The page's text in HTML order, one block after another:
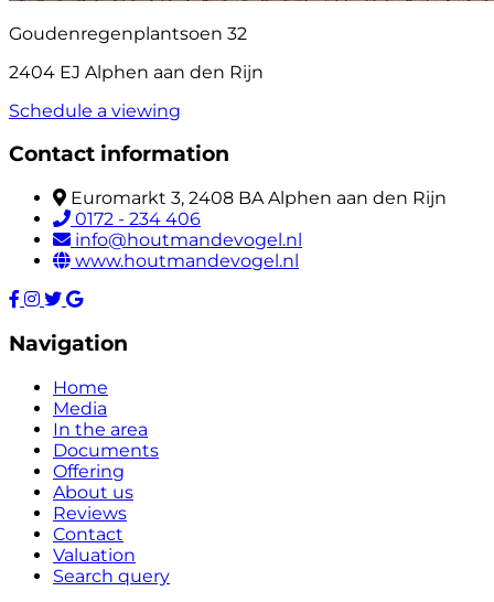
Goudenregenplantsoen 32
2404 EJ Alphen aan den Rijn
Schedule a viewing
Contact information
Euromarkt 3, 2408 BA Alphen aan den Rijn
0172 - 234 406
info@houtmandevogel.nl
www.houtmandevogel.nl
Navigation
Home
Media
In the area
Documents
Offering
About us
Reviews
Contact
Valuation
Search query